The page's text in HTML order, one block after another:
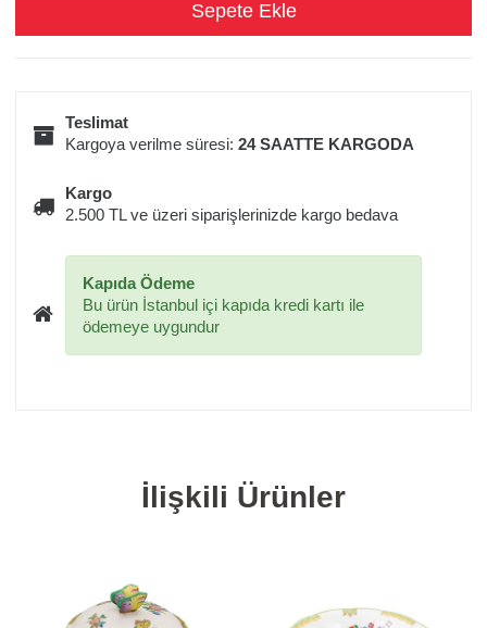
Teslimat
Kargoya verilme süresi:24 SAATTE KARGODA
Kargo
2.500 TL ve üzeri siparişlerinizde kargo bedava
Kapıda Ödeme
Bu ürün İstanbul içi kapıda kredi kartı ile
ödemeye uygundur
İlişkili Ürünler